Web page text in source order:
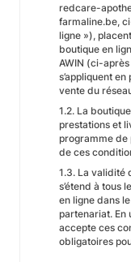
redcare-
farmaline.be,
ligne »),
boutique en
AWIN (ci-
s’appliquent
vente du
1.2. La
prestations et
programme de
de ces
1.3. La validité
s’étend à tous
en ligne dans
partenariat. En
accepte ces
obligatoires